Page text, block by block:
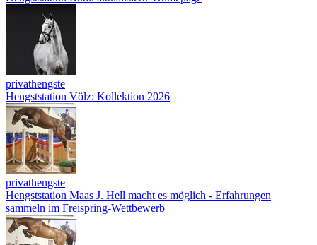
privathengste
Hengststation Völz: Kollektion 2026
privathengste
Hengststation Maas J. Hell macht es möglich - Erfahrungen
sammeln im Freispring-Wettbewerb